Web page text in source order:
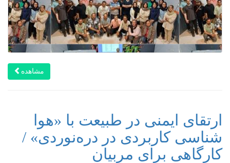
مشاهده
ارتقای ایمنی در طبیعت با «هوا
شناسی کاربردی در دره‌نوردی» /
کارگاهی برای مربیان